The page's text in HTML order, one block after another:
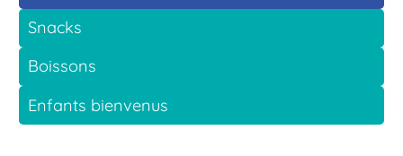
Snacks
Boissons
Enfants bienvenus